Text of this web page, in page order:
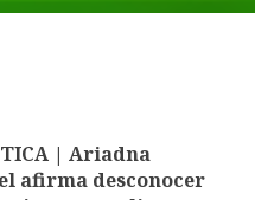
| Ariadna
afirma desconocer